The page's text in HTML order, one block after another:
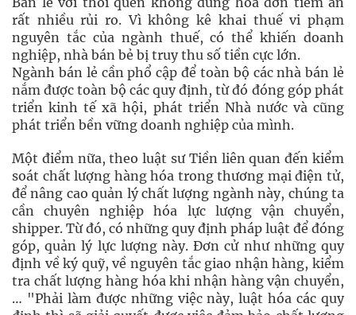
rất nhiều rủi ro. Vì không kê khai thuế vi phạm
nguyên tắc của ngành thuế, có thể khiến doanh
nghiệp, nhà bán bẻ bị truy thu số tiền cực lớn.
Ngành bán lẻ cần phổ cập để toàn bộ các nhà bán lẻ
nắm được toàn bộ các quy định, từ đó đóng góp phát
triển kinh tế xã hội, phát triển Nhà nước và cũng
phát triển bền vững doanh nghiệp của mình.
Một điểm nữa, theo luật sư Tiền liên quan đến kiểm
soát chất lượng hàng hóa trong thương mại điện tử,
để nâng cao quản lý chất lượng ngành này, chúng ta
cần chuyên nghiệp hóa lực lượng vận chuyển,
shipper. Từ đó, có những quy định pháp luật để đóng
góp, quản lý lực lượng này. Đơn cử như những quy
định về ký quỹ, về nguyên tắc giao nhận hàng, kiểm
tra chất lượng hàng hóa khi nhận hàng vận chuyển,
… "Phải làm được những việc này, luật hóa các quy